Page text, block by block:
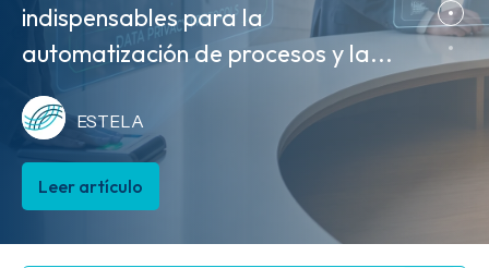
Leer artículo
indispensables para la
automatización de procesos y la...
ESTELA
Leer artículo
trazabilidad comercial. A partir del 1
de agosto de 2026, la MVE...
ESTELA
Leer artículo